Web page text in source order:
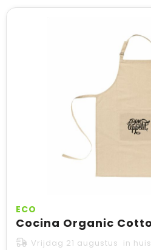
ECO
Vrijdag 21 augustus in huis